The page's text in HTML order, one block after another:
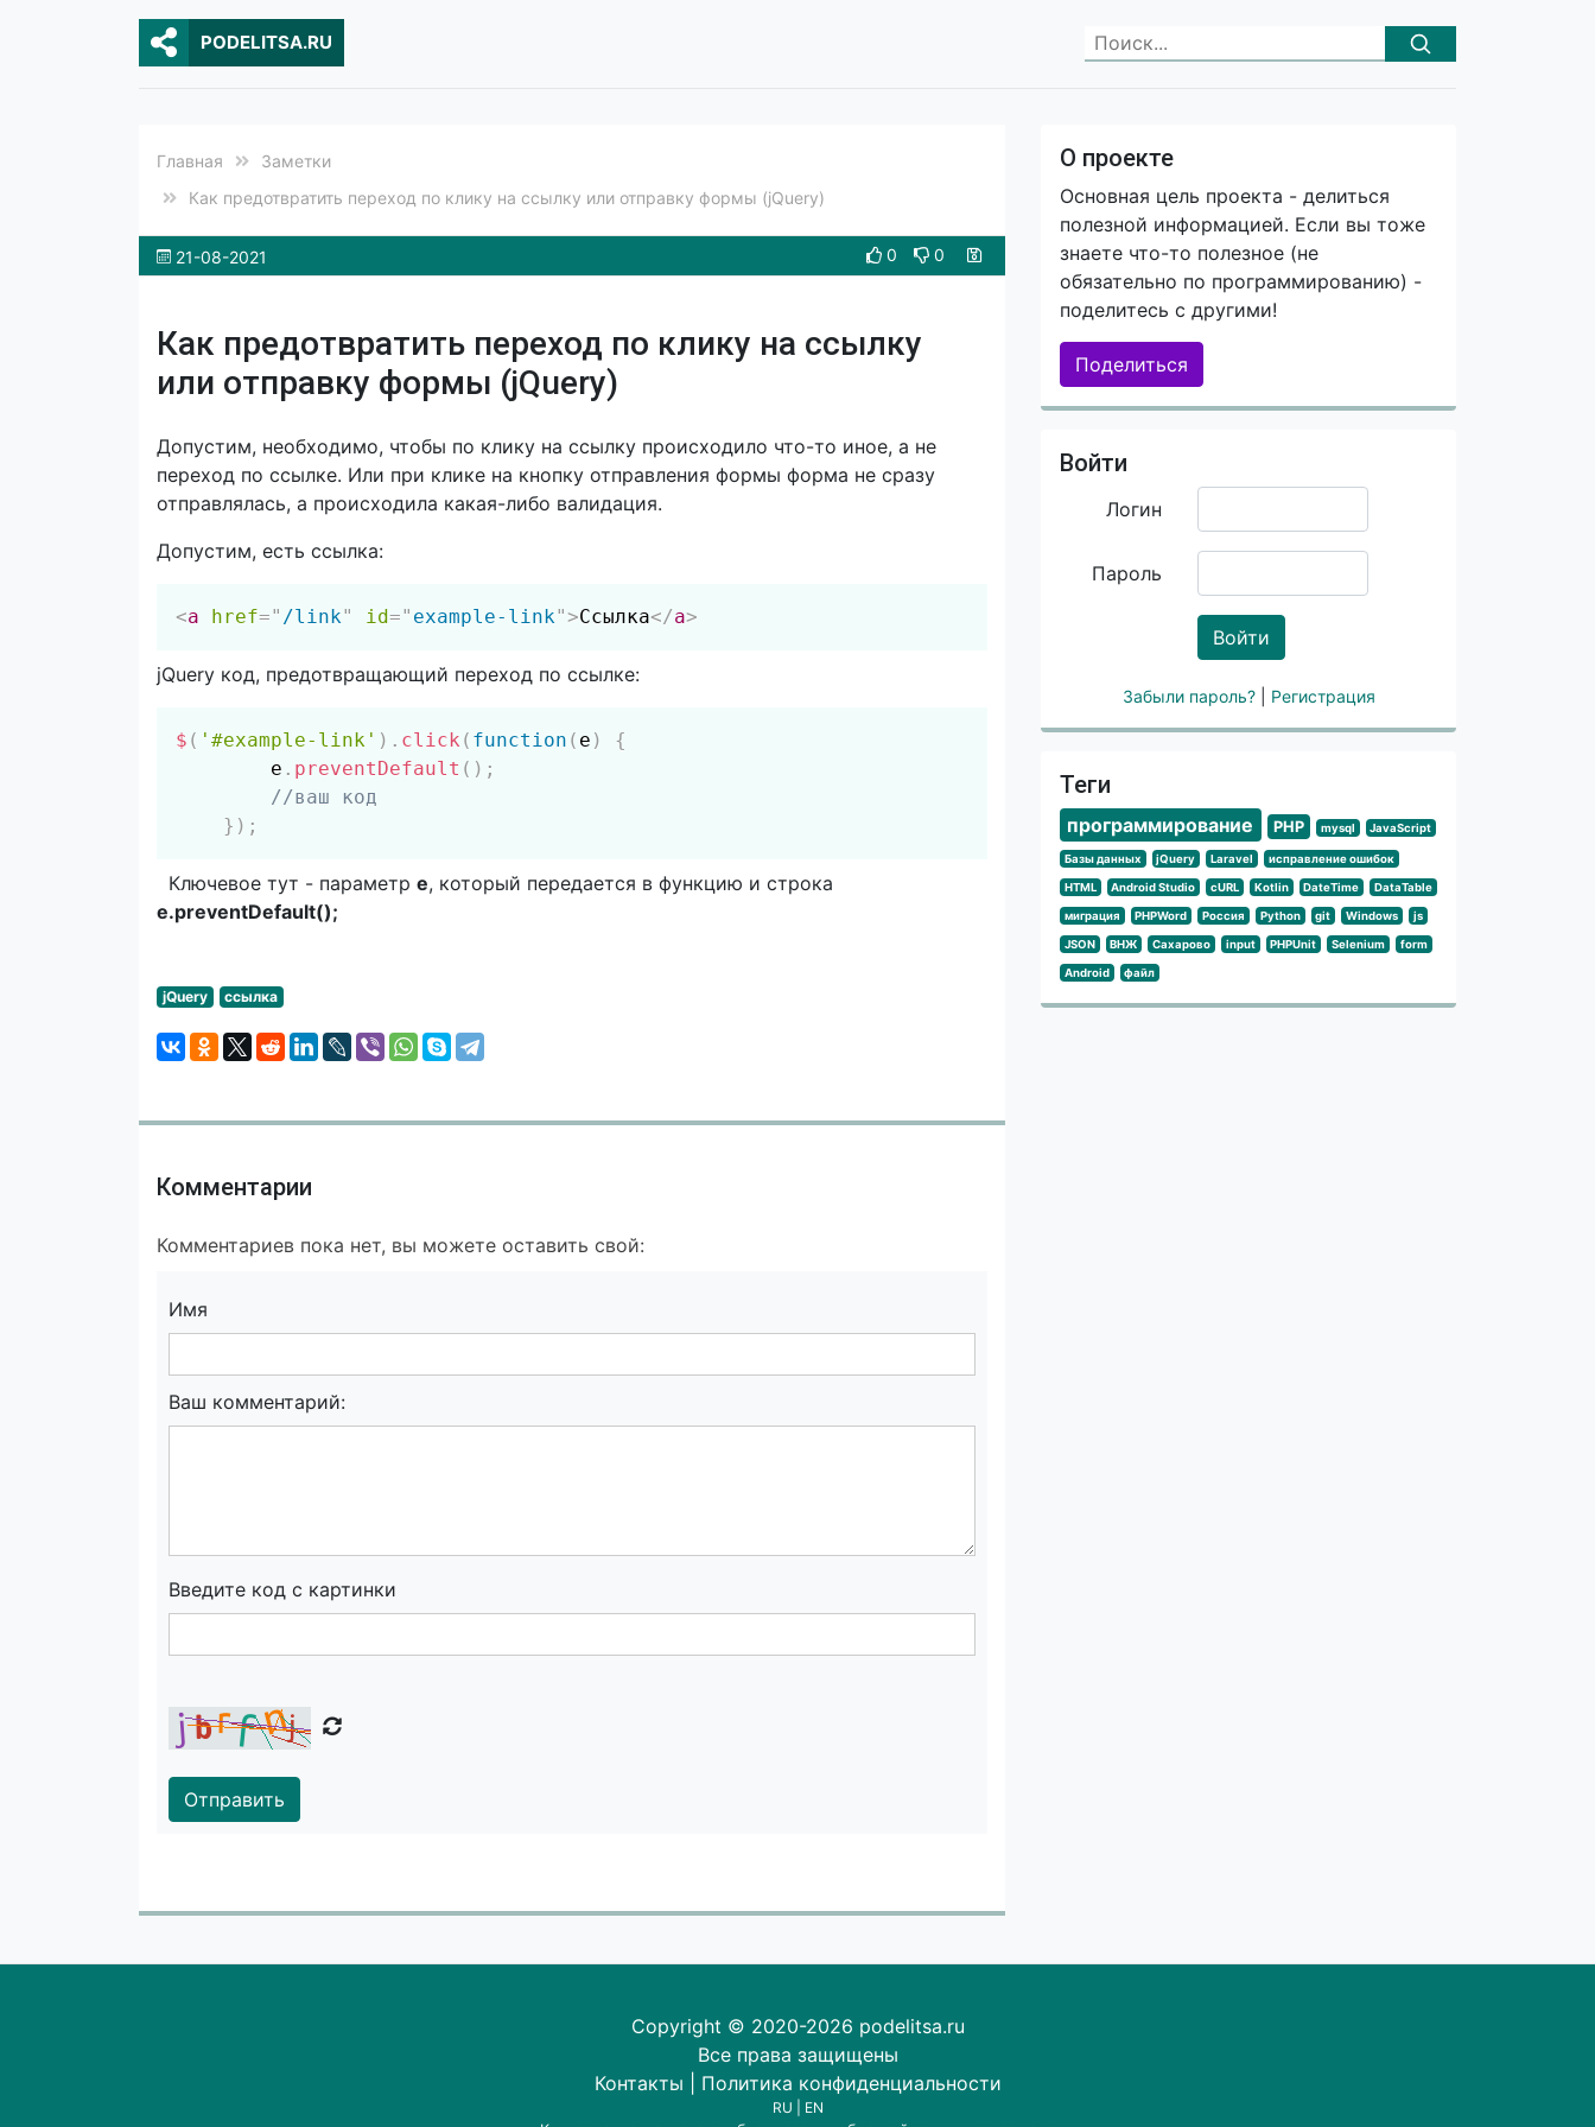
PODELITSA.RU
Главная
Заметки
Как предотвратить переход по клику на ссылку или отправку формы (jQuery)
21-08-2021 0 0
Как предотвратить переход по клику на ссылку
или отправку формы (jQuery)
Допустим, необходимо, чтобы по клику на ссылку происходило что-то иное, а не
переход по ссылке. Или при клике на кнопку отправления формы форма не сразу
отправлялась, а происходила какая-либо валидация.
Допустим, есть ссылка:
<a href=" /link" id=" example-link">Ссылка</a>
jQuery код, предотвращающий переход по ссылке:
$ ( '#example-link' ) . click ( function ( e )
{
        e
. preventDefault ( ) ;
//ваш код
} ) ;
Ключевое тут - параметр e, который передается в функцию и строка
e.preventDefault();
jQuery ссылка
Комментарии
Комментариев пока нет, вы можете оставить свой:
Имя
Ваш комментарий:
Введите код с картинки
Отправить
О проекте
Основная цель проекта - делиться
полезной информацией. Если вы тоже
знаете что-то полезное (не
обязательно по программированию) -
поделитесь с другими!
Поделиться
Войти
Логин
Пароль
Войти
Забыли пароль? Регистрация
Теги
программирование PHP mysql JavaScript
Базы данных jQuery Laravel исправление ошибок
HTML Android Studio cURL Kotlin DateTime DataTable
миграция PHPWord Россия Python git Windows js
JSON ВНЖ Сахарово input PHPUnit Selenium form
Android файл
Copyright © 2020-2026 podelitsa.ru
Все права защищены
Контакты
Политика конфиденциальности
RU
EN